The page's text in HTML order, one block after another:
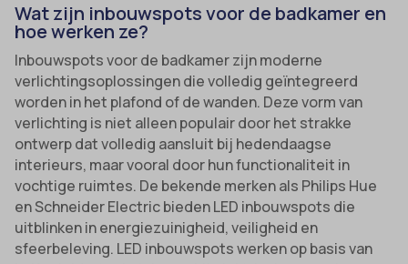
Wat zijn inbouwspots voor de badkamer en
hoe werken ze?
Inbouwspots voor de badkamer zijn moderne
verlichtingsoplossingen die volledig geïntegreerd
worden in het plafond of de wanden. Deze vorm van
verlichting is niet alleen populair door het strakke
ontwerp dat volledig aansluit bij hedendaagse
interieurs, maar vooral door hun functionaliteit in
vochtige ruimtes. De bekende merken als Philips Hue
en Schneider Electric bieden LED inbouwspots die
uitblinken in energiezuinigheid, veiligheid en
sfeerbeleving. LED inbouwspots werken op basis van